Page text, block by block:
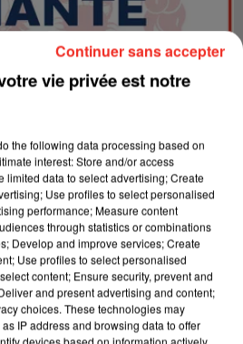
CHANTE
Voir plus
À DISPOSITION DES
vie privée est notre
the following data processing based on
interest: Store and/or access
limited data to select advertising; Create
Use profiles to select personalised
performance; Measure content
through statistics or combinations
Develop and improve services; Create
Use profiles to select personalised
content; Ensure security, prevent and
and present advertising and content;
choices. These technologies may
IP address and browsing data to offer
devices based on information actively
Continuer sans accepter